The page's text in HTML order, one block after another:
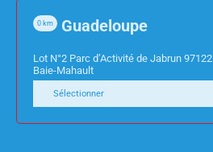
Guadeloupe
0 km
Lot N°2 Parc d’Activité de Jabrun 97122
Baie-Mahault
Sélectionner